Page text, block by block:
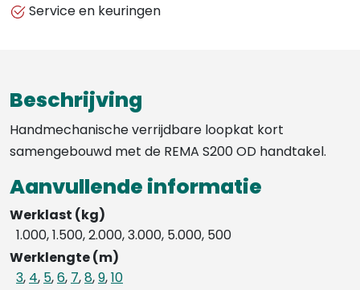
Service en keuringen
Beschrijving
Handmechanische verrijdbare loopkat kort
samengebouwd met de REMA S200 OD handtakel.
Aanvullende informatie
Werklast (kg)
1.000, 1.500, 2.000, 3.000, 5.000, 500
Werklengte (m)
3, 4, 5,6, 7,8,9,10